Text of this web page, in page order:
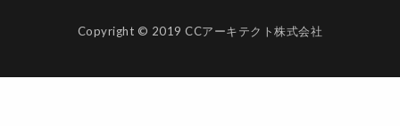
Copyright © 2019 CCアーキテクト株式会社